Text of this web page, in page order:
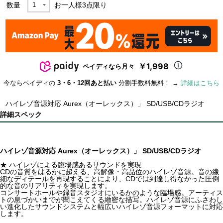
数量 お一人様3点限り
ペイディなら月々 ￥1,998
今ならペイディの 3・6・12回あと払い 分割手数料無料！ → 詳細はこちら
ハイレゾ音源対応 Aurex（オーレックス）」 SD/USB/CDラジオ
詳細スペック
ハイレゾ音源対応 Aurex（オーレックス）」 SD/USB/CDラジオ
★ ハイレゾによる臨場感あるサウンドを実現
CDの音質をはるかに超える、高解像・高品位のハイレゾ音源。音の繊
細なディテールを再現することにより、CDでは到達し得なかった圧倒
的な音のリアリティを実現します。
コンサートホールや録音スタジオにいるかのような臨場感。アーティス
トの息づかいまでが聞こえてくる緻密な描写。ハイレゾ音源にふさわし
い進化したサウンドシステムと幅広いハイレゾ音源フォーマットに対応
します。